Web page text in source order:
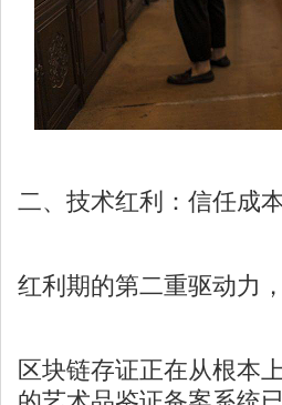
二、技术红利：信任成
红利期的第二重驱动力
区块链存证正在从根本